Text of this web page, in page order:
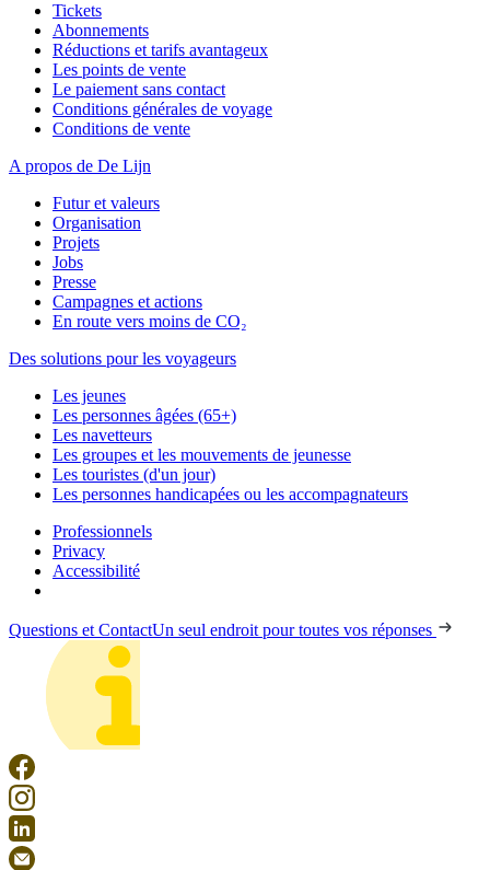
Tickets
Abonnements
Réductions et tarifs avantageux
Les points de vente
Le paiement sans contact
Conditions générales de voyage
Conditions de vente
A propos de De Lijn
Futur et valeurs
Organisation
Projets
Jobs
Presse
Campagnes et actions
En route vers moins de CO₂
Des solutions pour les voyageurs
Les jeunes
Les personnes âgées (65+)
Les navetteurs
Les groupes et les mouvements de jeunesse
Les touristes (d'un jour)
Les personnes handicapées ou les accompagnateurs
Professionnels
Privacy
Accessibilité
Questions et ContactUn seul endroit pour toutes vos réponses